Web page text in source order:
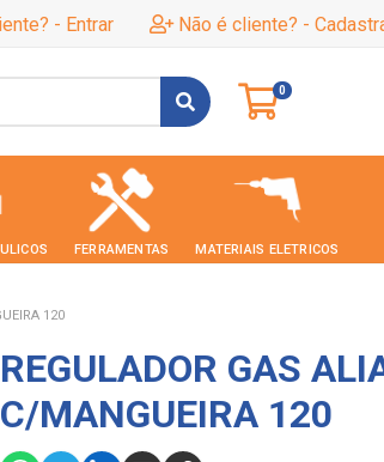
- Entrar Não é cliente? -
0
FERRAMENTAS MATERIAIS ELETRICOS
120
REGULADOR GAS
C/MANGUEIRA 120